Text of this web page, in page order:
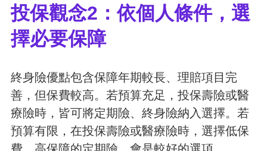
投保觀念2：依個人條件，選
擇必要保障
終身險優點包含保障年期較長、理賠項目完
善，但保費較高。若預算充足，投保壽險或醫
療險時，皆可將定期險、終身險納入選擇。若
預算有限，在投保壽險或醫療險時，選擇低保